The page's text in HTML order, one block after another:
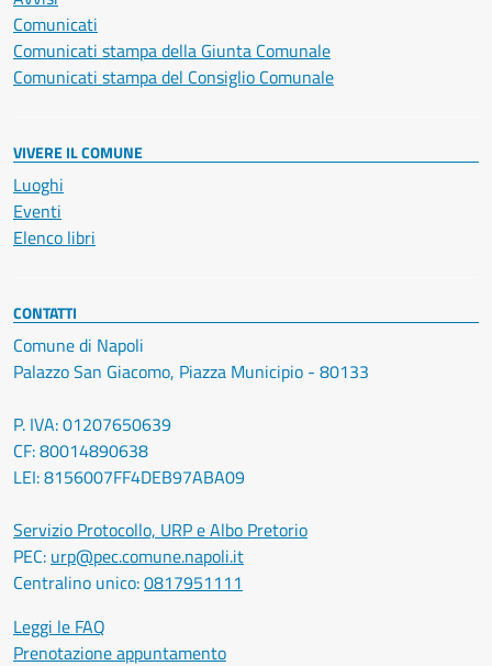
Comunicati
Comunicati stampa della Giunta Comunale
Comunicati stampa del Consiglio Comunale
VIVERE IL COMUNE
Luoghi
Eventi
Elenco libri
CONTATTI
Comune di Napoli
Palazzo San Giacomo, Piazza Municipio - 80133
P. IVA: 01207650639
CF: 80014890638
LEI: 8156007FF4DEB97ABA09
Servizio Protocollo, URP e Albo Pretorio
PEC: urp@pec.comune.napoli.it
Centralino unico:0817951111
Leggi le FAQ
Prenotazione appuntamento